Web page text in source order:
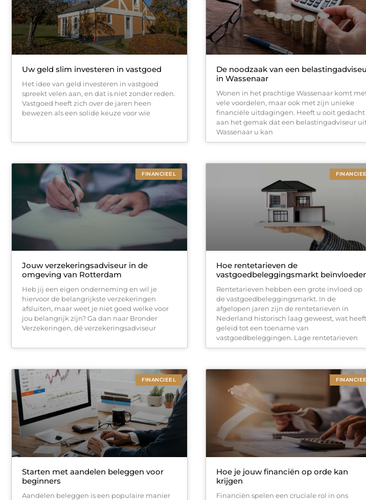
Uw geld slim investeren in vastgoed
Het idee van geld investeren in vastgoed
spreekt velen aan, en dat is niet zonder reden.
Vastgoed heeft zich over de jaren heen
bewezen als een solide keuze voor wie
De noodzaak van een
in Wassenaar
Wonen in het prachtige Wassenaar komt
vele voordelen, maar ook met zijn unieke
financiële uitdagingen. Heeft u ooit gedacht
aan het gemak dat een belastingadviseur
Wassenaar u kan
FINANCIEEL
Jouw verzekeringsadviseur in de
omgeving van Rotterdam
Heb jij een eigen onderneming en wil je
hiervoor de belangrijkste verzekeringen
afsluiten, maar weet je niet goed welke voor
jou belangrijk zijn? Ga dan naar Bronder
Verzekeringen, dé verzekeringsadviseur
Hoe rentetarieven de
vastgoedbeleggingsmarkt
Rentetarieven hebben een grote invloed op
de vastgoedbeleggingsmarkt. In de
afgelopen jaren zijn de rentetarieven in
Nederland historisch laag geweest, wat heeft
geleid tot een toename van
vastgoedbeleggingen. Lage rentetarieven
FINANCIEEL
Starten met aandelen beleggen voor
beginners
Aandelen beleggen is een populaire manier
Hoe je jouw financiën op orde kan
krijgen
Financiën spelen een cruciale rol in ons